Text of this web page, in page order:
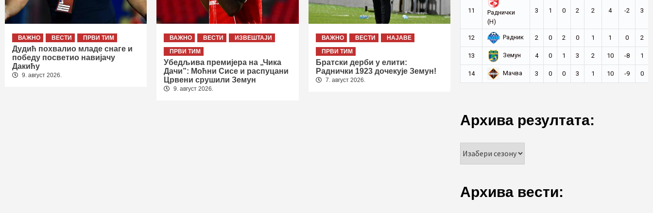
ВАЖНО ВЕСТИ ПРВИ ТИМ
Дудић похвалио младе снаге и
победу посветио навијачу
Дакићу
9. август 2026.
ВАЖНО ВЕСТИ
ИЗВЕШТАЈИ
ПРВИ ТИМ
Убедљива премијера на „Чика
Дачи”: Моћни Сисе и распуцани
Црвени срушили Земун
9. август 2026.
ВАЖНО ВЕСТИ
НАЈАВЕ
ПРВИ ТИМ
Братски дерби у елити:
Раднички 1923 дочекује Земун!
7. август 2026.
11
Раднички
(Н)
3 1 0 2 2 4 -2 3
12 Радник 2 0 2 0 1 1 0 2
13 Земун 4 0 1 3 2 10 -8 1
14 Мачва 3 0 0 3 1 10 -9 0
Архива резултата:
Архива вести: